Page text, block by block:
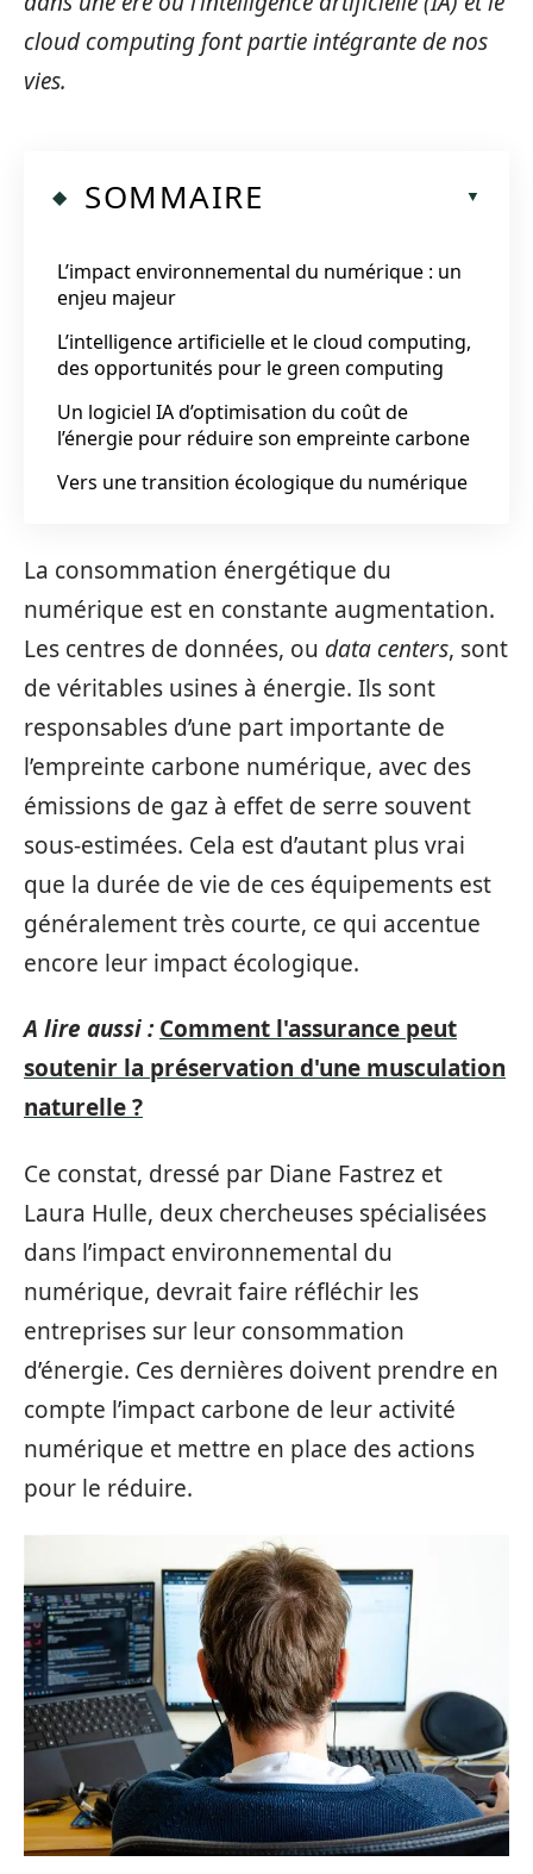
cloud computing font partie intégrante de nos
vies.
SOMMAIRE
L’impact environnemental du numérique : un
enjeu majeur
L’intelligence artificielle et le cloud computing,
des opportunités pour le green computing
Un logiciel IA d’optimisation du coût de
l’énergie pour réduire son empreinte carbone
Vers une transition écologique du numérique
La consommation énergétique du
numérique est en constante augmentation.
Les centres de données, ou data centers, sont
de véritables usines à énergie. Ils sont
responsables d’une part importante de
l’empreinte carbone numérique, avec des
émissions de gaz à effet de serre souvent
sous-estimées. Cela est d’autant plus vrai
que la durée de vie de ces équipements est
généralement très courte, ce qui accentue
encore leur impact écologique.
A lire aussi : Comment l'assurance peut
soutenir la préservation d'une musculation
naturelle ?
Ce constat, dressé par Diane Fastrez et
Laura Hulle, deux chercheuses spécialisées
dans l’impact environnemental du
numérique, devrait faire réfléchir les
entreprises sur leur consommation
d’énergie. Ces dernières doivent prendre en
compte l’impact carbone de leur activité
numérique et mettre en place des actions
pour le réduire.